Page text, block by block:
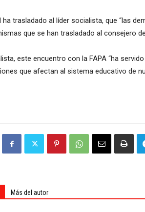
trasladado al líder socialista, que “las
que se han trasladado al consejero
este encuentro con la FAPA “ha
que afectan al sistema educativo de
Más del autor